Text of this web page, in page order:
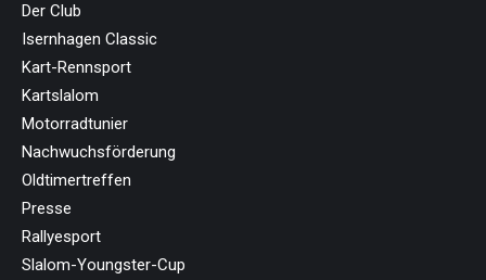
Der Club
Isernhagen Classic
Kart-Rennsport
Kartslalom
Motorradtunier
Nachwuchsförderung
Oldtimertreffen
Presse
Rallyesport
Slalom-Youngster-Cup